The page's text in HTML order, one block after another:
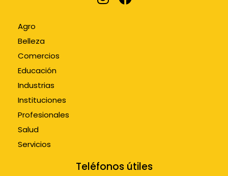
Agro
Belleza
Comercios
Educación
Industrias
Instituciones
Profesionales
Salud
Servicios
Teléfonos útiles